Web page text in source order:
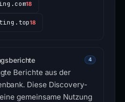
18
18
4
Berichte aus der
Diese Discovery-
gemeinsame Nutzung